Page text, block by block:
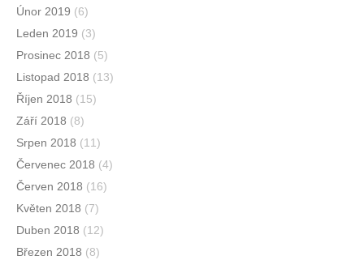
Únor 2019 (6)
Leden 2019 (3)
Prosinec 2018 (5)
Listopad 2018 (13)
Říjen 2018 (15)
Září 2018 (8)
Srpen 2018 (11)
Červenec 2018 (4)
Červen 2018 (16)
Květen 2018 (7)
Duben 2018 (12)
Březen 2018 (8)